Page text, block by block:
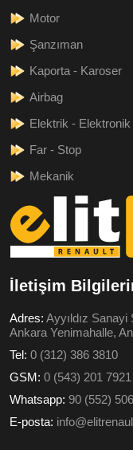
Motor
Şanzıman
Kaporta - Karoser
Airbag
Elektrik - Elektronik
Far - Stop
Mekanik
İletişim
Adres: Ayyıldız
Ankara Yenimahalle,
Tel: 0 (312) 386 3810
GSM: 0 (543) 201 7921
Whatsapp: 90 (552)
E-posta: